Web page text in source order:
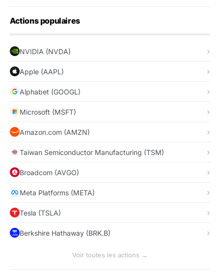
Actions populaires
NVIDIA (NVDA)
Apple (AAPL)
Alphabet (GOOGL)
Microsoft (MSFT)
Amazon.com (AMZN)
Taiwan Semiconductor Manufacturing (TSM)
Broadcom (AVGO)
Meta Platforms (META)
Tesla (TSLA)
Berkshire Hathaway (BRK.B)
Voir toutes les actions →